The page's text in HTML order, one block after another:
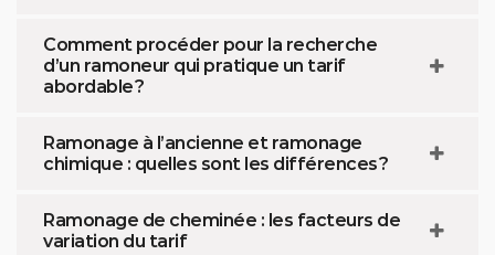
Comment procéder pour la recherche
d’un ramoneur qui pratique un tarif
abordable ?
Ramonage à l’ancienne et ramonage
chimique : quelles sont les différences ?
Ramonage de cheminée : les facteurs de
variation du tarif